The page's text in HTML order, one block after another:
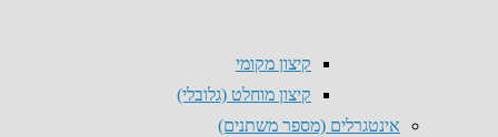
קיצון מקומי
קיצון מוחלט (גלובלי)
אינטגרלים (מספר משתנים)